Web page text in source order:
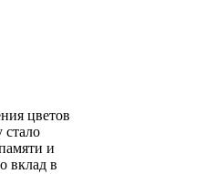
цветов
стало
и
вклад в